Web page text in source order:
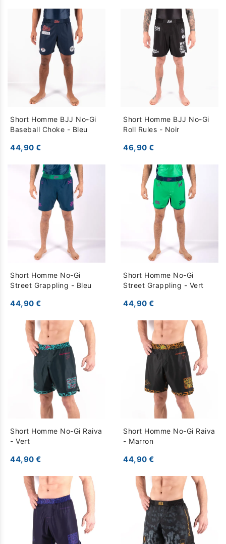
Short Homme BJJ No-Gi
Baseball Choke - Bleu
44,90 €
Short Homme BJJ No-Gi
Roll Rules - Noir
46,90 €
Short Homme No-Gi
Street Grappling - Bleu
44,90 €
Short Homme No-Gi
Street Grappling - Vert
44,90 €
Short Homme No-Gi Raiva
- Vert
44,90 €
Short Homme No-Gi Raiva
- Marron
44,90 €